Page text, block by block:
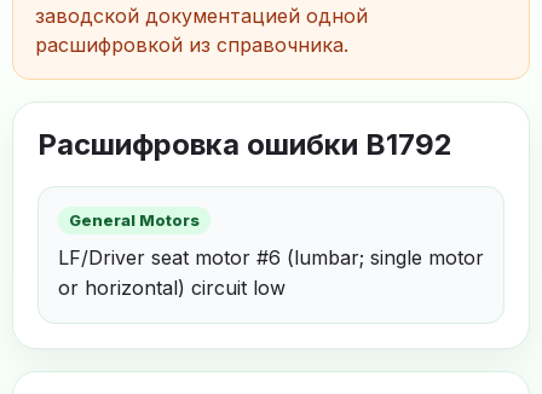
заводской документацией одной
расшифровкой из справочника.
Расшифровка ошибки B1792
General Motors
LF/Driver seat motor #6 (lumbar; single motor
or horizontal) circuit low